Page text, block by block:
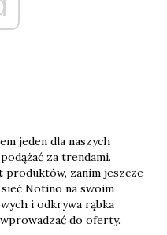
jeden dla naszych
za trendami.
produktów, zanim jeszcze
Notino na swoim
i odkrywa rąbka
do oferty.